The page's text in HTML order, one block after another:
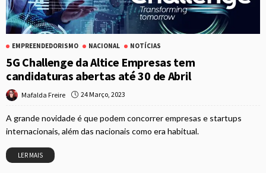
EMPREENDEDORISMO NACIONAL NOTÍCIAS
5G Challenge da Altice Empresas tem
candidaturas abertas até 30 de Abril
Mafalda Freire 24 Março, 2023
A grande novidade é que podem concorrer empresas e startups
internacionais, além das nacionais como era habitual.
LER MAIS